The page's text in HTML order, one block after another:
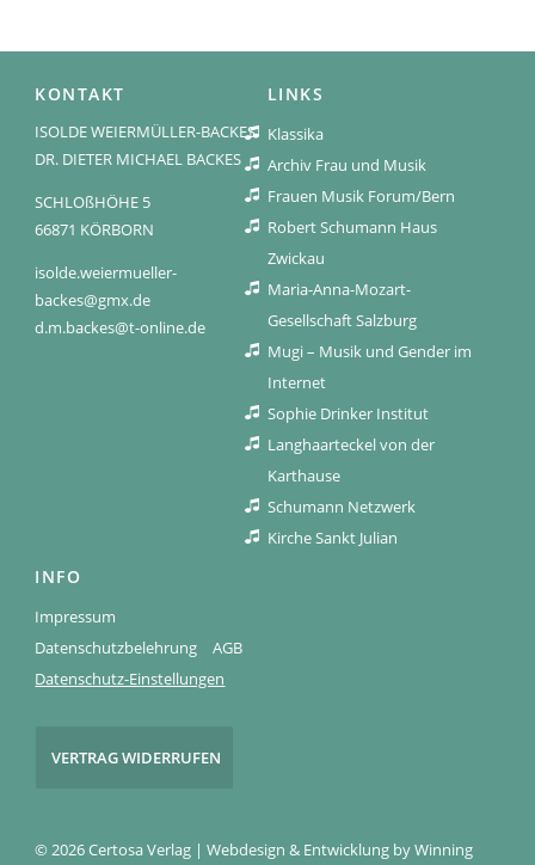
KONTAKT
ISOLDE WEIERMÜLLER-BACKES
DR. DIETER MICHAEL BACKES
SCHLOßHÖHE 5
66871 KÖRBORN
isolde.weiermueller-
backes@gmx.de
d.m.backes@t-online.de
LINKS
Klassika
Archiv Frau und Musik
Frauen Musik Forum/Bern
Robert Schumann Haus
Zwickau
Maria-Anna-Mozart-
Gesellschaft Salzburg
Mugi – Musik und Gender im
Internet
Sophie Drinker Institut
Langhaarteckel von der
Karthause
Schumann Netzwerk
Kirche Sankt Julian
INFO
Impressum
Datenschutzbelehrung
AGB
Datenschutz-Einstellungen
VERTRAG WIDERRUFEN
© 2026 Certosa Verlag | Webdesign & Entwicklung byWinning